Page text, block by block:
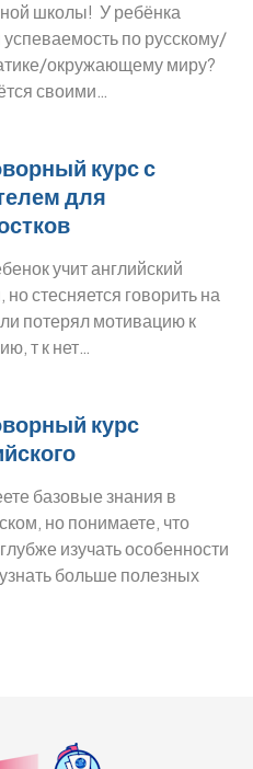
школы! У ребёнка
успеваемость по русскому/
окружающему миру?
своими…
курс с
для
учит английский
но стесняется говорить на
потерял мотивацию к
т к нет…
курс
базовые знания в
но понимаете, что
изучать особенности
больше полезных